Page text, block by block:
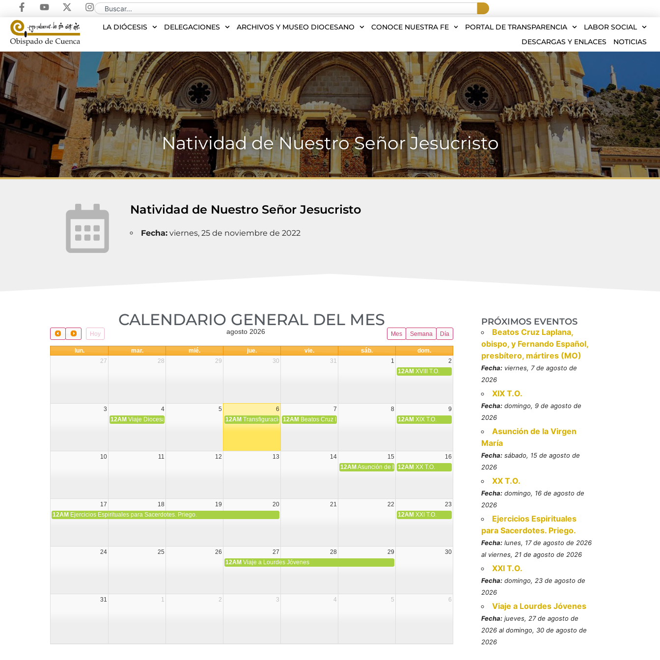
LA DIÓCESIS DELEGACIONES ARCHIVOS Y MUSEO DIOCESANO CONOCE NUESTRA FE PORTAL DE TRANSPARENCIA
LABOR SOCIAL
DESCARGAS Y ENLACES
NOTICIAS
Natividad de Nuestro Señor Jesucristo
Natividad de Nuestro Señor Jesucristo
Fecha:viernes, 25 de noviembre de 2022
CALENDARIO GENERAL DEL MES​
Hoy Mes Semana Día
agosto 2026
lun. mar. mié. jue. vie. sáb.
dom.
27
28 29 30 31 1
2
12AM XVIII T.O.
3 4 5 6 7 8
9
12AM Viaje Diocesano a Japón. 12AM Transfiguración del Señor
12AM Beatos Cruz Laplana, obispo, y Fernando Español, presbítero, mártires (MO)
12AM XIX T.O.
10 11 12 13 14 15
16
12AM Asunción de la Virgen María
12AM XX T.O.
17 18 19 20 21 22
23
12AM Ejercicios Espirituales para Sacerdotes. Priego. 12AM XXI T.O.
24 25 26 27 28 29
30
12AM Viaje a Lourdes Jóvenes
31 1 2 3 4 5 6
PRÓXIMOS EVENTOS
Beatos Cruz Laplana,
obispo, y Fernando Español,
presbítero, mártires (MO)
Fecha: viernes, 7 de agosto de
2026
XIX T.O.
Fecha: domingo, 9 de agosto de
2026
Asunción de la Virgen
María
Fecha: sábado, 15 de agosto de
2026
XX T.O.
Fecha: domingo, 16 de agosto de
2026
Ejercicios Espirituales
para Sacerdotes. Priego.
Fecha: lunes, 17 de agosto de 2026
al viernes, 21 de agosto de 2026
XXI T.O.
Fecha: domingo, 23 de agosto de
2026
Viaje a Lourdes Jóvenes
Fecha: jueves, 27 de agosto de
2026 al domingo, 30 de agosto de
2026